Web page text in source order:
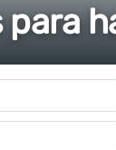
para